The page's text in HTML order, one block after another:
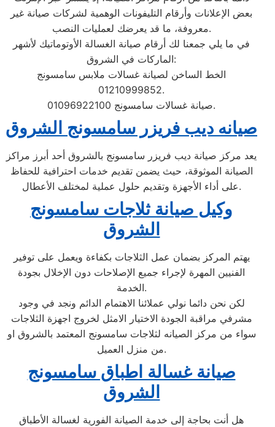
بعض الإعلانات وأرقام التليفونات الوهمية لشركات صيانة غير
معروفة، ما قد يعرضك لعمليات النصب.
في ما يلي جمعنا لك أرقام صيانة الغسالة الأوتوماتيك لأشهر
الماركات في الشروق:
الخط الساخن لصيانة غسالات ملابس سامسونج
01210999852.
صيانة غسالات سامسونج 01096922100.
صيانه ديب فريزر سامسونج الشروق
يعد مركز صيانة ديب فريزر سامسونج بالشروق أحد أبرز مراكز
الصيانة الموثوقة، حيث يضمن تقديم خدمات احترافية للحفاظ
على أداء الأجهزة وتقديم حلول عملية لمختلف الأعطال.
وكيل صيانة ثلاجات سامسونج
الشروق
يهتم المركز بضمان عمل الثلاجات بكفاءة ويعمل على توفير
الفنيين المهرة لإجراء جميع الإصلاحات دون الإخلال بجودة
الخدمة.
لكن نحن دائما نولي عملائنا الاهتمام الدائم ونجد في وجود
مشرفي مراقبة الجودة الاختيار الامثل لخروج اجهزة الثلاجات
سواء من مركز الصيانه لثلاجات سامسونج المعتمد بالشروق او
من منزل العميل.
صيانة غسالة اطباق سامسونج
الشروق
هل أنت بحاجة إلى خدمة الصيانة الفورية لغسالة الأطباق